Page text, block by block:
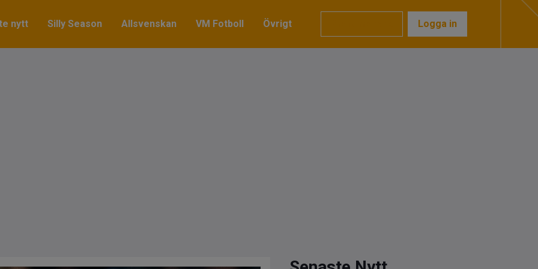
nytt Silly Season Allsvenskan VM Fotboll Övrigt Logga in